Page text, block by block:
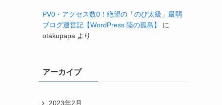
PV0・アクセス数0！絶望の「のび太級」最弱
ブログ運営記【WordPress 陸の孤島】
に
otakupapa より
アーカイブ
2023年2月